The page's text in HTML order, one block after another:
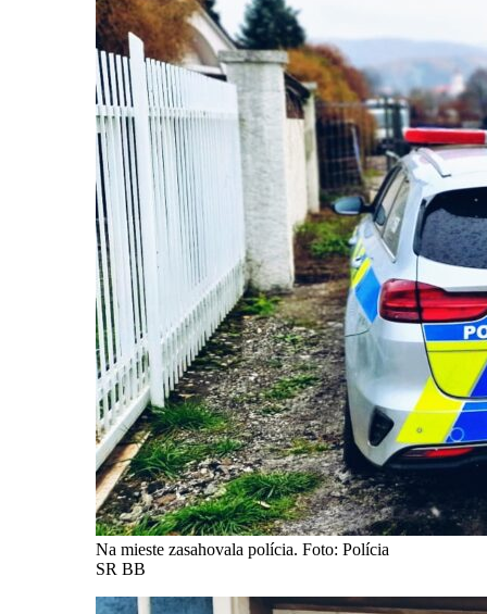
Na mieste zasahovala polícia. Foto: Polícia
SR BB